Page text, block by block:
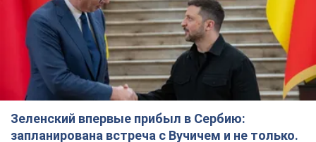
Зеленский впервые прибыл в Сербию:
запланирована встреча с Вучичем и не только.